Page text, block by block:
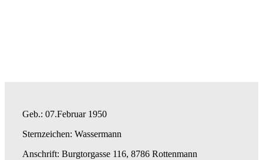
Geb.: 07.Februar 1950
Sternzeichen: Wassermann
Anschrift: Burgtorgasse 116, 8786 Rottenmann